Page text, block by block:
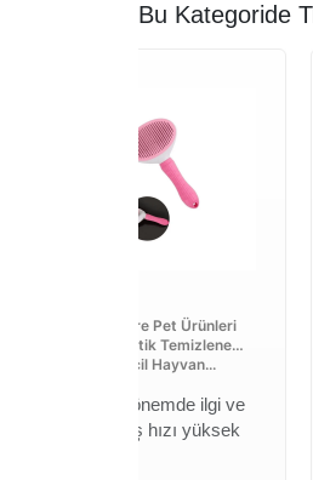
Bu Kategoride
Welfare Pet Ürünleri
Otomatik Temizlenen
Evcil Hayvan...
Son dönemde ilgi ve
sipariş hızı yüksek